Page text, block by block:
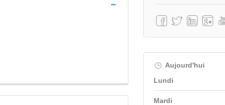
Aujourd'hui
Lundi
Mardi